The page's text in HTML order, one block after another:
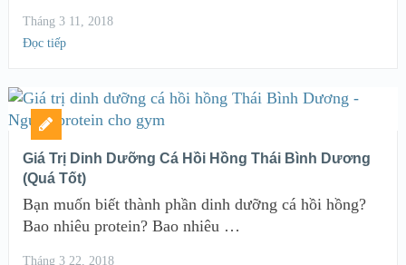
Tháng 3 11, 2018
Đọc tiếp
Giá Trị Dinh Dưỡng Cá Hồi Hồng Thái Bình Dương
(Quá Tốt)
Bạn muốn biết thành phần dinh dưỡng cá hồi hồng?
Bao nhiêu protein? Bao nhiêu …
Tháng 3 22, 2018